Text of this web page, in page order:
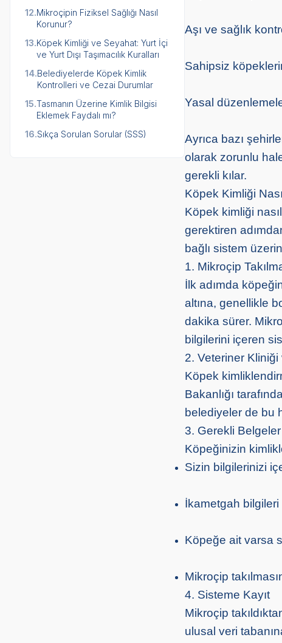
12.Mikroçipin Fiziksel Sağlığı Nasıl
Korunur?
13.Köpek Kimliği ve Seyahat: Yurt İçi
ve Yurt Dışı Taşımacılık Kuralları
14.Belediyelerde Köpek Kimlik
Kontrolleri ve Cezai Durumlar
15.Tasmanın Üzerine Kimlik Bilgisi
Eklemek Faydalı mı?
16.Sıkça Sorulan Sorular (SSS)
Aşı ve sağlık
Sahipsiz
Yasal
Ayrıca bazı
olarak zorunlu
gerekli kılar.
Köpek Kimliği
Köpek kimliği
gerektiren
bağlı sistem
1. Mikroçip
İlk adımda
altına, genellikle
dakika sürer.
bilgilerini içeren
2. Veteriner
Köpek
Bakanlığı
belediyeler de bu
3. Gerekli Belgeler
Köpeğinizin
Sizin bilgilerinizi
İkametgah bilgileri
Köpeğe ait varsa
Mikroçip
4. Sisteme Kayıt
Mikroçip
ulusal veri